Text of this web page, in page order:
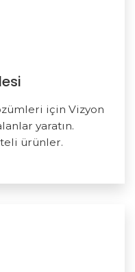
için Vizyon
yaratın.
ürünler.